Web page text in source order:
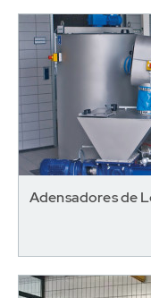
Adensadores de